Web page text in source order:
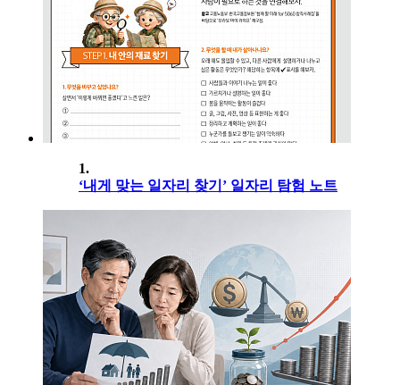
1.
‘내게 맞는 일자리 찾기’ 일자리 탐험 노트